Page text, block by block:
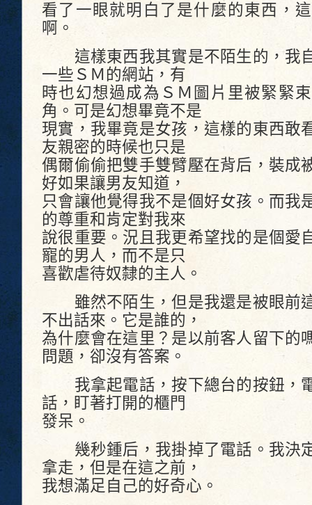
看了一眼就明白了是什麼的東西，
啊。
這樣東西我其實是不陌生的，我
一些ＳＭ的網站，有
時也幻想過成為ＳＭ圖片里被緊緊
角。可是幻想畢竟不是
現實，我畢竟是女孩，這樣的東西敢
友親密的時候也只是
偶爾偷偷把雙手雙臂壓在背后，裝成
好如果讓男友知道，
只會讓他覺得我不是個好女孩。而我
的尊重和肯定對我來
說很重要。況且我更希望找的是個愛
寵的男人，而不是只
喜歡虐待奴隸的主人。
雖然不陌生，但是我還是被眼前
不出話來。它是誰的，
為什麼會在這里？是以前客人留下的
問題，卻沒有答案。
我拿起電話，按下總台的按鈕，
話，盯著打開的櫃門
發呆。
幾秒鍾后，我掛掉了電話。我決
拿走，但是在這之前，
我想滿足自己的好奇心。